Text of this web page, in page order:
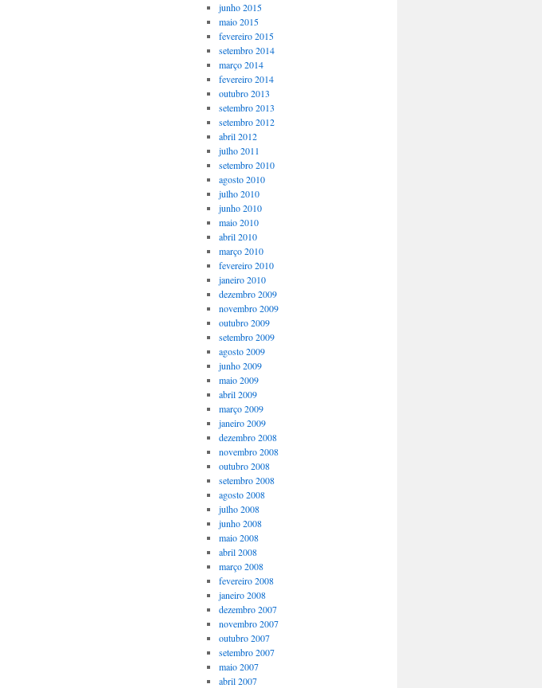
junho 2015
maio 2015
fevereiro 2015
setembro 2014
março 2014
fevereiro 2014
outubro 2013
setembro 2013
setembro 2012
abril 2012
julho 2011
setembro 2010
agosto 2010
julho 2010
junho 2010
maio 2010
abril 2010
março 2010
fevereiro 2010
janeiro 2010
dezembro 2009
novembro 2009
outubro 2009
setembro 2009
agosto 2009
junho 2009
maio 2009
abril 2009
março 2009
janeiro 2009
dezembro 2008
novembro 2008
outubro 2008
setembro 2008
agosto 2008
julho 2008
junho 2008
maio 2008
abril 2008
março 2008
fevereiro 2008
janeiro 2008
dezembro 2007
novembro 2007
outubro 2007
setembro 2007
maio 2007
abril 2007